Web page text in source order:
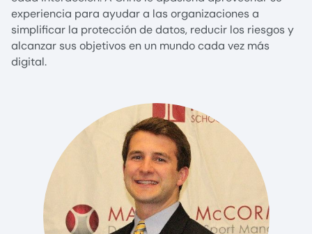
experiencia para ayudar a las organizaciones a
simplificar la protección de datos, reducir los riesgos y
alcanzar sus objetivos en un mundo cada vez más
digital.